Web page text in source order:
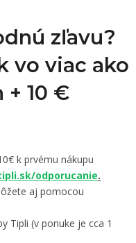
zľavu?
vo viac ako
+ 10 €
k prvému nákupu
odporucanie.
aj pomocou
Tipli (v ponuke je cca 1